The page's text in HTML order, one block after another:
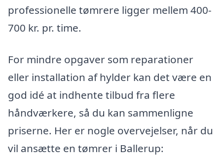
professionelle tømrere ligger mellem 400-
700 kr. pr. time.
For mindre opgaver som reparationer
eller installation af hylder kan det være en
god idé at indhente tilbud fra flere
håndværkere, så du kan sammenligne
priserne. Her er nogle overvejelser, når du
vil ansætte en tømrer i Ballerup: